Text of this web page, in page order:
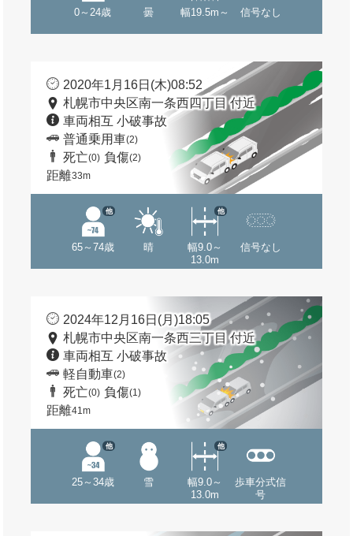
0～24歳 曇 幅19.5m～ 信号なし
2020年1月16日(木)08:52
札幌市中央区南一条西四丁目 付近
車両相互 小破事故
普通乗用車(2)
死亡(0) 負傷(2)
距離33m
65～74歳
他
晴
幅9.0～
13.0m
他
信号なし
2024年12月16日(月)18:05
札幌市中央区南一条西三丁目 付近
車両相互 小破事故
軽自動車(2)
死亡(0) 負傷(1)
距離41m
25～34歳
他
雪
幅9.0～
13.0m
他
歩車分式信
号